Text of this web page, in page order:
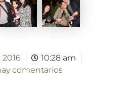
2016
10:28 am
comentarios